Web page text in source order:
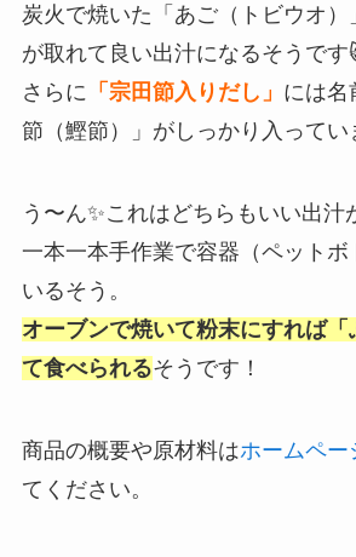
炭火で焼いた「あご（トビウオ）
が取れて良い出汁になるそうです
さらに 「宗田節入りだし」 には名
節（鰹節）」がしっかり入ってい
う〜ん✨これはどちらもいい出汁
一本一本手作業で容器（ペットボ
いるそう。
オーブンで焼いて粉末にすれば「
て食べられるそうです！
商品の概要や原材料はホームペー
てください。